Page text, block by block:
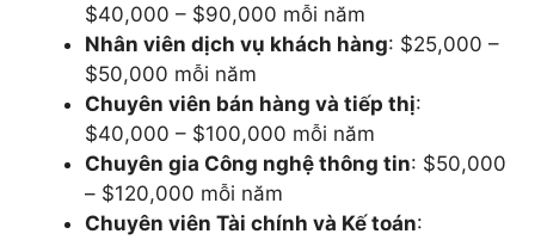
$40,000 – $90,000 mỗi năm
Nhân viên dịch vụ khách hàng: $25,000 –
$50,000 mỗi năm
Chuyên viên bán hàng và tiếp thị:
$40,000 – $100,000 mỗi năm
Chuyên gia Công nghệ thông tin: $50,000
– $120,000 mỗi năm
Chuyên viên Tài chính và Kế toán: